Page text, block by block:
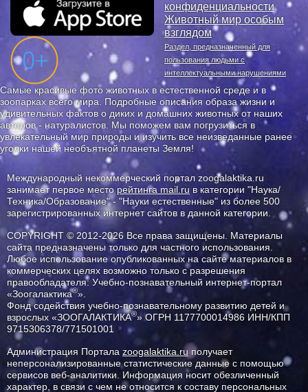
конфиденциальности
Животный мир особым
взглядом
Раздел, предназначенный для
пользования людьми с
интеллектуальными нарушениями
Самые красивые фото животных в естественной среде и в
зоопарках всего мира. Подробные описания образа жизни и
удивительных фактов о диких и домашних животных от наших
авторов - натуралистов. Мы поможем вам погрузиться в
увлекательный мир природы и изучить все неизведанные ранее
уголки нашей необъятной планеты Земля!
Международный некоммерческий портал zoogalaktika.ru
занимает первое месторейтинга mail.ru в категории "Наука/
Техника/Образование" - "Науки естественные" из более 500
зарегистрированных интернет сайтов в данной категории.
COPYRIGHT © 2012-2026 Все права защищены. Материалы
сайта предназначены только для частного использования.
Любое использование опубликованных на сайте материалов в
коммерческих целях возможно только с разрешения
правообладателя: Учебно-познавательный интернет-портал
«Зоогалактика®».
Фонд содействия учебно-познавательному развитию детей и
взрослых «ЗООГАЛАКТИКА®» ОГРН 1177700014986 ИНН/КПП
9715306378/771501001
Администрация Портала zoogalaktika.ruполучает
неперсонализированные статистические данные с помощью
сервисов веб-аналитики. Информация носит обезличенный
характер, в связи с чем не относится к составу персональных